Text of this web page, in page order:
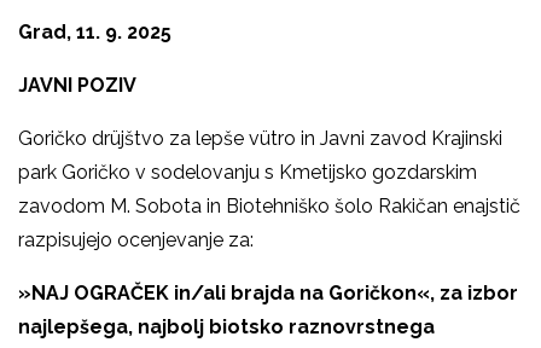
Grad, 11. 9. 2025
JAVNI POZIV
Goričko drüjštvo za lepše vütro in Javni zavod Krajinski
park Goričko v sodelovanju s Kmetijsko gozdarskim
zavodom M. Sobota in Biotehniško šolo Rakičan enajstič
razpisujejo ocenjevanje za:
»NAJ OGRAČEK in/ali brajda na Goričkon«, za izbor
najlepšega, najbolj biotsko raznovrstnega